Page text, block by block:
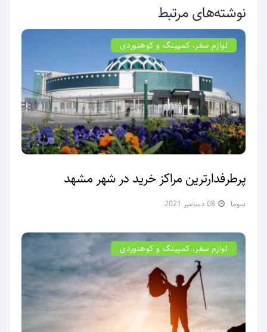
نوشته‌های مرتبط
لوازم سفر، کمپینگ و کوهنوردی
پر‌طرفدارترین مراکز خرید در شهر مشهد
سوما 08 دسامبر 2021
لوازم سفر، کمپینگ و کوهنوردی